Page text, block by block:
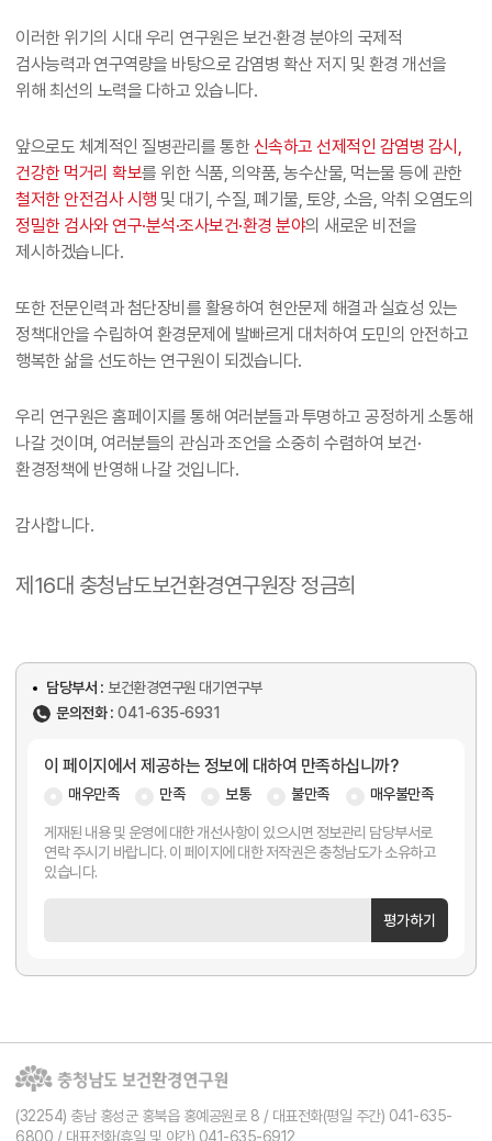
이러한 위기의 시대 우리 연구원은 보건·환경 분야의 국제적
검사능력과 연구역량을 바탕으로 감염병 확산 저지 및 환경 개선을
위해 최선의 노력을 다하고 있습니다.
앞으로도 체계적인 질병관리를 통한신속하고 선제적인 감염병 감시,
건강한 먹거리 확보를 위한 식품, 의약품, 농수산물, 먹는물 등에 관한
철저한 안전검사 시행 및 대기, 수질, 폐기물, 토양, 소음, 악취 오염도의
정밀한 검사와 연구·분석·조사보건·환경 분야의 새로운 비전을
제시하겠습니다.
또한 전문인력과 첨단장비를 활용하여 현안문제 해결과 실효성 있는
정책대안을 수립하여 환경문제에 발빠르게 대처하여 도민의 안전하고
행복한 삶을 선도하는 연구원이 되겠습니다.
우리 연구원은 홈페이지를 통해 여러분들과 투명하고 공정하게 소통해
나갈 것이며, 여러분들의 관심과 조언을 소중히 수렴하여 보건·
환경정책에 반영해 나갈 것입니다.
감사합니다.
제16대 충청남도보건환경연구원장 정금희
담당부서 : 보건환경연구원 대기연구부
문의전화 : 041-635-6931
이 페이지에서 제공하는 정보에 대하여 만족하십니까?
매우만족 만족 보통 불만족 매우불만족
게재된 내용 및 운영에 대한 개선사항이 있으시면 정보관리 담당부서로
연락 주시기 바랍니다. 이 페이지에 대한 저작권은 충청남도가 소유하고
있습니다.
평가하기
(32254) 충남 홍성군 홍북읍 홍예공원로 8 / 대표전화(평일 주간) 041-635-
6800 / 대표전화(휴일 및 야간) 041-635-6912